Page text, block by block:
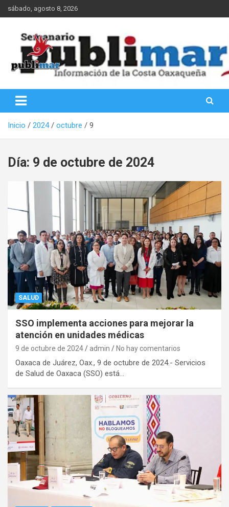
Saltar
al
sábado, agosto 8, 2026
PubliMar
Inicio 2024 octubre 9
Día: 9 de octubre de 2024
SALUD
SSO implementa acciones para mejorar la
atención en unidades médicas
9 de octubre de 2024 admin No hay comentarios
Oaxaca de Juárez, Oax., 9 de octubre de 2024.- Servicios
de Salud de Oaxaca (SSO) está…